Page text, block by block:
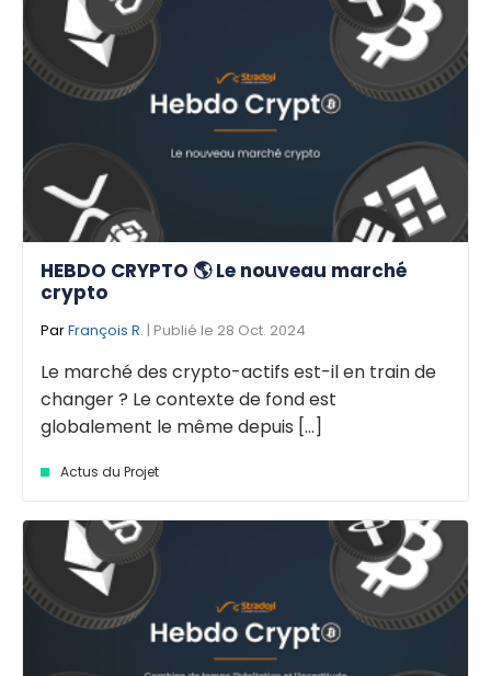
HEBDO CRYPTO 🌎 Le nouveau marché
crypto
ParFrançois R. | Publié le 28 Oct. 2024
Le marché des crypto-actifs est-il en train de
changer ? Le contexte de fond est
globalement le même depuis [...]
Actus du Projet